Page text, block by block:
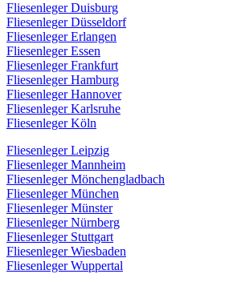
Fliesenleger Duisburg
Fliesenleger Düsseldorf
Fliesenleger Erlangen
Fliesenleger Essen
Fliesenleger Frankfurt
Fliesenleger Hamburg
Fliesenleger Hannover
Fliesenleger Karlsruhe
Fliesenleger Köln
Fliesenleger Leipzig
Fliesenleger Mannheim
Fliesenleger Mönchengladbach
Fliesenleger München
Fliesenleger Münster
Fliesenleger Nürnberg
Fliesenleger Stuttgart
Fliesenleger Wiesbaden
Fliesenleger Wuppertal